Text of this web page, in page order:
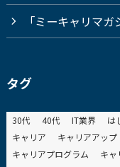
「ミーキャリマガ
タグ
30代 40代 IT業界 は
キャリア
キャリアアップ
キャリアプログラム
キャ